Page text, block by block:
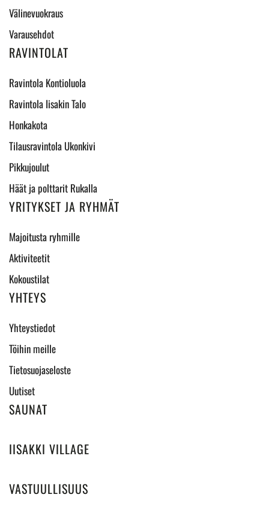
Välinevuokraus
Varausehdot
RAVINTOLAT
Ravintola Kontioluola
Ravintola Iisakin Talo
Honkakota
Tilausravintola Ukonkivi
Pikkujoulut
Häät ja polttarit Rukalla
YRITYKSET JA RYHMÄT
Majoitusta ryhmille
Aktiviteetit
Kokoustilat
YHTEYS
Yhteystiedot
Töihin meille
Tietosuojaseloste
Uutiset
SAUNAT
IISAKKI VILLAGE
VASTUULLISUUS